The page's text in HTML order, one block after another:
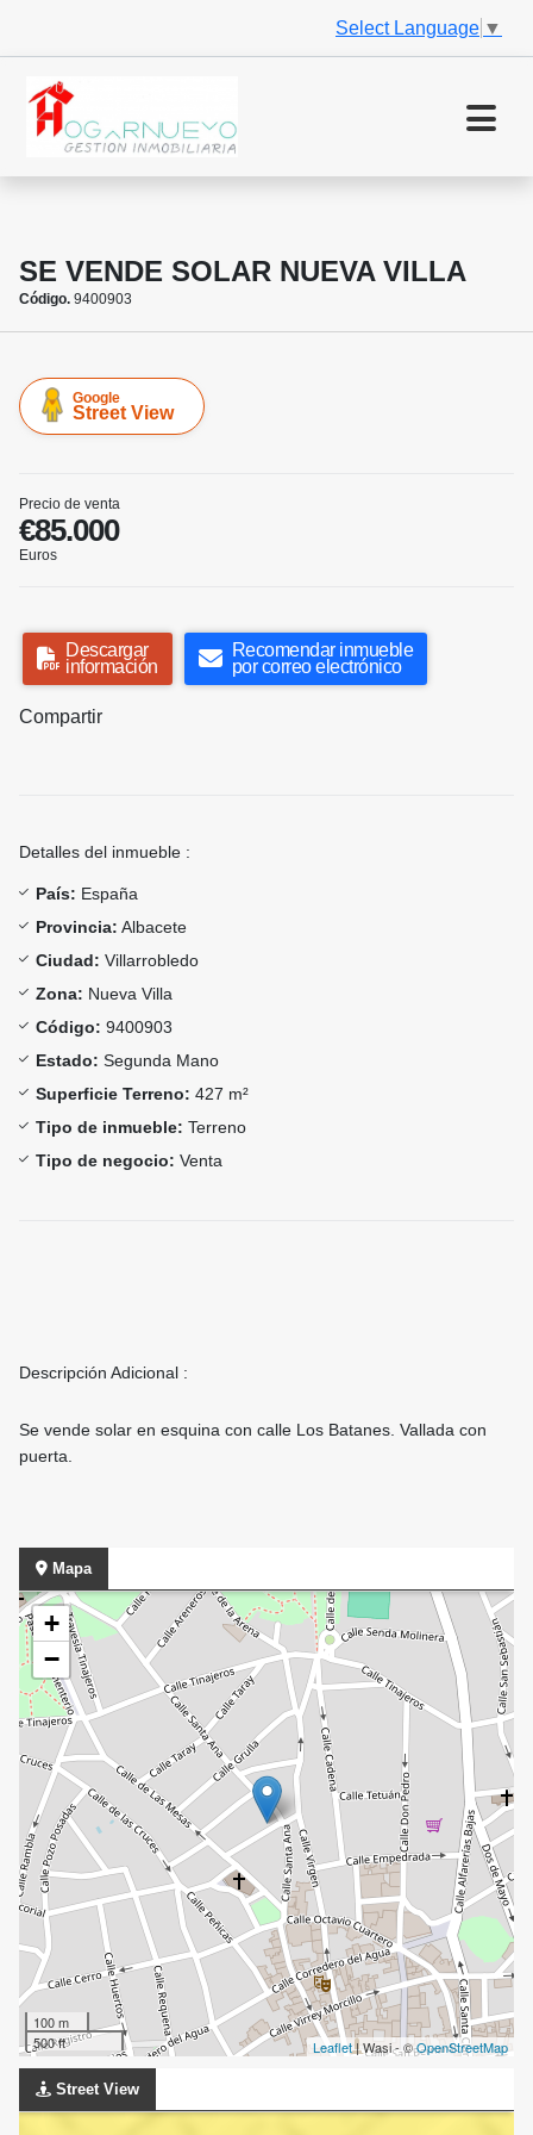
Select Language ▼
SE VENDE SOLAR NUEVA VILLA
Código. 9400903
Google
Street View
Precio de venta
€85.000
Euros
Descargar
información
Recomendar inmueble
por correo electrónico
Compartir
Detalles del inmueble :
País: España
Provincia: Albacete
Ciudad: Villarrobledo
Zona: Nueva Villa
Código: 9400903
Estado: Segunda Mano
Superficie Terreno: 427 m²
Tipo de inmueble: Terreno
Tipo de negocio: Venta
Descripción Adicional :
Se vende solar en esquina con calle Los Batanes. Vallada con
puerta.
Mapa
+
−
100 m
500 ft
Leaflet| Wasi - ©OpenStreetMap
Street View